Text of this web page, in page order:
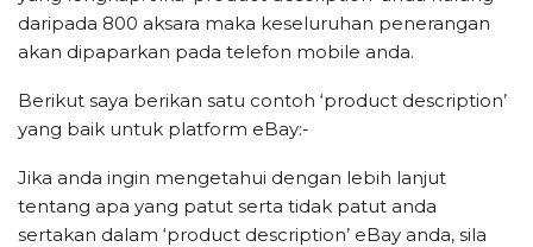
daripada 800 aksara maka keseluruhan penerangan
akan dipaparkan pada telefon mobile anda.
Berikut saya berikan satu contoh ‘product description’
yang baik untuk platform eBay:-
Jika anda ingin mengetahui dengan lebih lanjut
tentang apa yang patut serta tidak patut anda
sertakan dalam ‘product description’ eBay anda, sila